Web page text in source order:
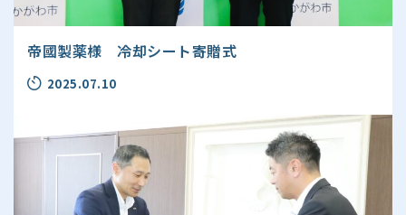
帝國製薬様 冷却シート寄贈式
2025.07.10